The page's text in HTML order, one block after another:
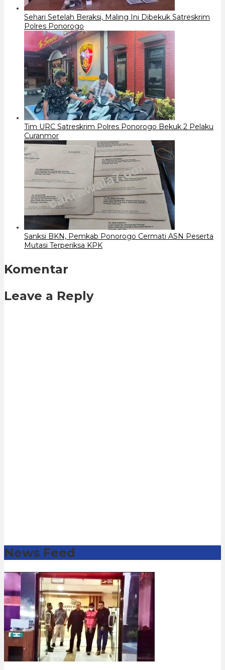
Sehari Setelah Beraksi, Maling Ini Dibekuk Satreskrim
Polres Ponorogo
Tim URC Satreskrim Polres Ponorogo Bekuk 2 Pelaku
Curanmor
Sanksi BKN, Pemkab Ponorogo Cermati ASN Peserta
Mutasi Terperiksa KPK
Komentar
Leave a Reply
News Feed